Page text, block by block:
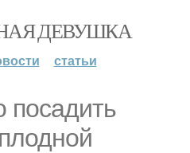
ДЕВУШКА
статьи
посадить